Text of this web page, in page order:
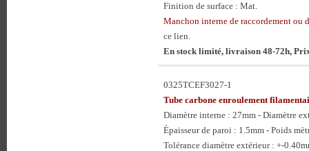
Finition de surface : Mat.
Manchon interne de raccordement ou
ce lien.
En stock limité, livraison 48-72h,
0325TCEF3027-1
Tube carbone enroulement
Diamètre interne : 27mm - Diamètre
Épaisseur de paroi : 1.5mm - Poids
Tolérance diamètre extérieur : +-